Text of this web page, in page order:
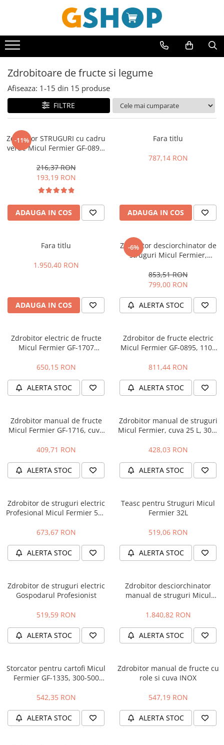
Accesorii curte si gradina
Aparate de spalat cu presiune
Atomizoare si pulverizatoare
Cantarire
Deshidratoare fructe si legume
Ferastraie cu lant
Foarfece gard viu
Freze de zapada
Granulatoare
Masini de tocat carne
Maturi rotative
Mobila gradina si terasa
Gratare gradina
Motoburghie si masini sa sapat
santuri
Motocoase si trimmere
Pompe de apa
Hidrofoare
Motopompe
Pompe de circulatie
Pompe de transfer combustibil,
ulei, lichide alimentare
Pompe submersibile
Pompe submersibile apa
murdara/menajera
Scari
Suflante frunze
Tocatoare crengi si furaje
Echipamente de protectie
Incaltaminte
Manusi si palmare
Protectie sudura
Protectie taiere si perforatii
Protectia capului
Zdrobitoare de fructe si legume
Afiseaza: 1-15 din 15 produse
FILTRE
-11%
Zdrobitor STRUGURI cu cadru
verde Micul Fermier GF-0898,
216,37 RON
193,19 RON
ADAUGA IN COS
Fara titlu
787,14 RON
ADAUGA IN COS
Fara titlu
1.950,40 RON
ADAUGA IN COS
-6%
Zdrobitor desciorchinator de
struguri Micul Fermier,
853,51 RON
799,00 RON
ALERTA STOC
Zdrobitor electric de fructe
Micul Fermier GF-1707
650,15 RON
ALERTA STOC
Zdrobitor de fructe electric
Micul Fermier GF-0895, 1100
811,44 RON
ALERTA STOC
Zdrobitor manual de fructe
Micul Fermier GF-1716, cuva
409,71 RON
ALERTA STOC
Zdrobitor manual de struguri
Micul Fermier, cuva 25 L, 300-
428,03 RON
ALERTA STOC
Zdrobitor de struguri electric
Profesional Micul Fermier 500
673,67 RON
ALERTA STOC
Teasc pentru Struguri Micul
Fermier 32L
519,06 RON
ALERTA STOC
Zdrobitor de struguri electric
Gospodarul Profesionist
519,59 RON
ALERTA STOC
Zdrobitor desciorchinator
manual de struguri Micul
65 L
1.840,82 RON
ALERTA STOC
Storcator pentru cartofi Micul
Fermier GF-1335, 300-500
542,35 RON
ALERTA STOC
Zdrobitor manual de fructe cu
role si cuva INOX
547,19 RON
ALERTA STOC